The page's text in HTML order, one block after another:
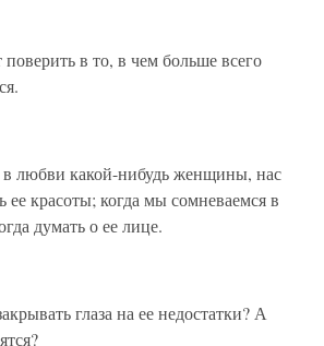
поверить в то, в чем больше всего
любви какой-нибудь женщины, нас
ее красоты; когда мы сомневаемся в
думать о ее лице.
глаза на ее недостатки? А